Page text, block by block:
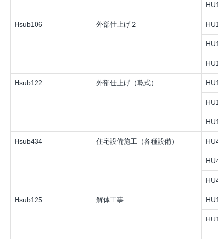
Hsub106 外部仕上げ２
Hsub122 外部仕上げ（乾式）
Hsub434 住宅設備施工（各種設備）
Hsub125 解体工事